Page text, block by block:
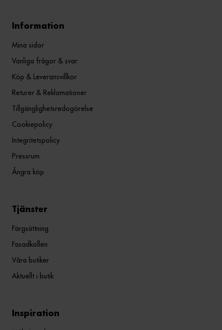
Information
Mina sidor
Vanliga frågor & svar
Köp & Leveransvillkor
Returer & Reklamationer
Tillgänglighetsredogörelse
Cookiepolicy
Integritetspolicy
Pressrum
Ångra köp
Tjänster
Färgsättning
Fasadkollen
Våra butiker
Aktuellt i butik
Inspiration